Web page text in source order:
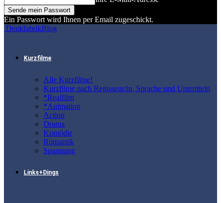
Ein Passwort wird Ihnen per Email zugeschickt.
DenkfabrikBlog
Kurzfilme
Alle Kurzfilme!
Kurzfilme nach Regisseur/in, Sprache und Untertiteln
*Realfilm
*Animation
Action
Drama
Komödie
Romantik
Spannung
Links+Dings